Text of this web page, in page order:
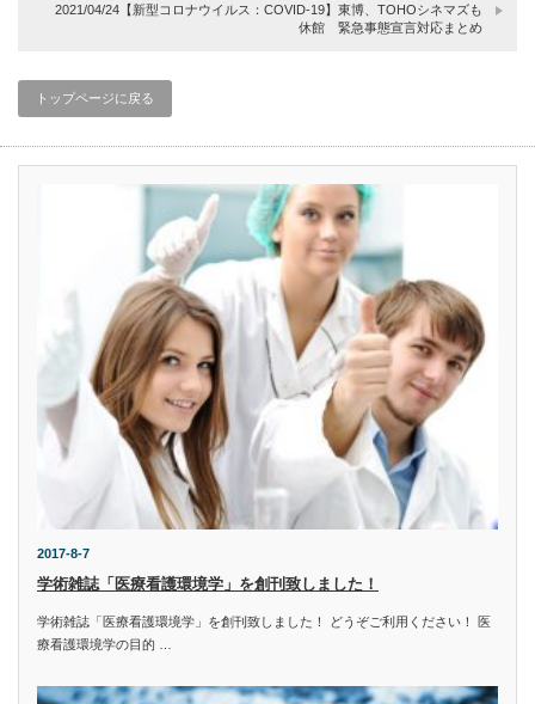
2021/04/24【新型コロナウイルス：COVID-19】東博、TOHOシネマズも
休館 緊急事態宣言対応まとめ
トップページに戻る
2017-8-7
学術雑誌「医療看護環境学」を創刊致しました！
学術雑誌「医療看護環境学」を創刊致しました！ どうぞご利用ください！ 医
療看護環境学の目的 …